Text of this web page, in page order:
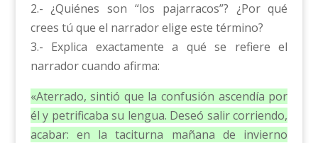
2.- ¿Quiénes son “los pajarracos”? ¿Por qué
crees tú que el narrador elige este término?
3.- Explica exactamente a qué se refiere el
narrador cuando afirma:
«Aterrado, sintió que la confusión ascendía por
él y petrificaba su lengua. Deseó salir corriendo,
acabar: en la taciturna mañana de invierno